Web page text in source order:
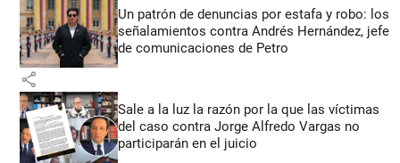
Un patrón de denuncias por estafa y robo: los
señalamientos contra Andrés Hernández, jefe
de comunicaciones de Petro
share
Sale a la luz la razón por la que las víctimas
del caso contra Jorge Alfredo Vargas no
participarán en el juicio